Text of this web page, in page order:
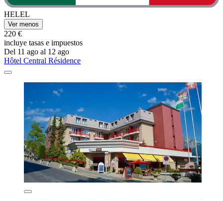
HELEL
Ver menos
220 €
incluye tasas e impuestos
Del 11 ago al 12 ago
Hôtel Central Résidence